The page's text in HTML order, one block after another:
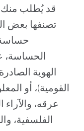
قد يُطلب منك
تصنفها بعض
الحساسة،
الهوية
القومية)، أو
عرقه، والآراء
الفلسفية،